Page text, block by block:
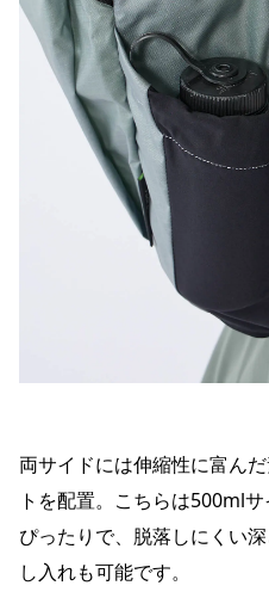
両サイドには伸縮性に富ん
トを配置。こちらは500ml
ぴったりで、脱落しにくい
し入れも可能です。